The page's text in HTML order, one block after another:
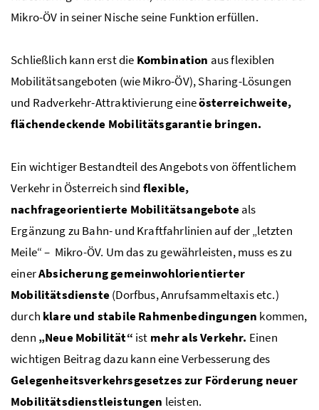
Mikro-ÖV in seiner Nische seine Funktion erfüllen.
Schließlich kann erst die Kombination aus flexiblen
Mobilitätsangeboten (wie Mikro-ÖV),Sharing-Lösungen
und Radverkehr-Attraktivierungeineösterreichweite,
flächendeckende Mobilitätsgarantie bringen.
Ein wichtiger Bestandteil des Angebots von öffentlichem
Verkehr in Österreich sind flexible,
nachfrageorientierte Mobilitätsangeboteals
Ergänzung zu Bahn- und Kraftfahrlinien auf der „letzten
Meile“ – Mikro-ÖV. Um das zu gewährleisten, muss es zu
einerAbsicherung gemeinwohlorientierter
Mobilitätsdienste(Dorfbus, Anrufsammeltaxis etc.)
durch klare und stabile Rahmenbedingungen kommen,
denn „Neue Mobilität“ ist mehr als Verkehr. Einen
wichtigen Beitrag dazu kann eine Verbesserung des
Gelegenheitsverkehrsgesetzes zur Förderung neuer
Mobilitätsdienstleistungen leisten.